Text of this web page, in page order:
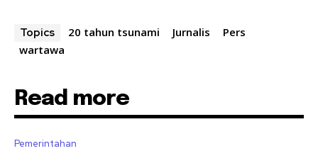
Topics 20 tahun tsunami Jurnalis
Pers
wartawa
Read more
Pemerintahan